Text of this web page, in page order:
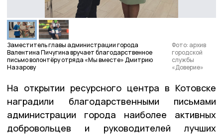
Заместитель главы администрации города
Валентина Пичугина вручает благодарственное
письмо волонтёру отряда «Мы вместе» Дмитрию
Назарову
Фото: архив
городской
службы
«Доверие»
На открытии ресурсного центра в Котовске
наградили благодарственными письмами
администрации города наиболее активных
добровольцев и руководителей лучших